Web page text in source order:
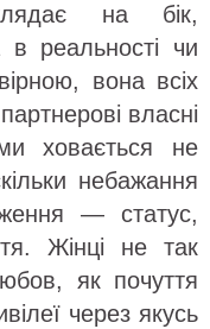
на бік,
реальності чи
вона всіх
власні
ховається не
небажання
— статус,
Жінці не так
як почуття
через якусь